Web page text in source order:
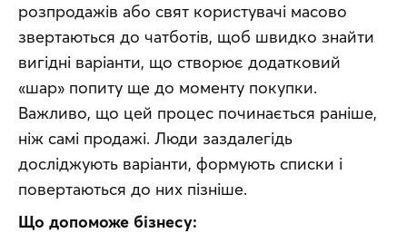
розпродажів або свят користувачі масово
звертаються до чатботів, щоб швидко знайти
вигідні варіанти, що створює додатковий
«шар» попиту ще до моменту покупки.
Важливо, що цей процес починається раніше,
ніж самі продажі. Люди заздалегідь
досліджують варіанти, формують списки і
повертаються до них пізніше.
Що допоможе бізнесу: